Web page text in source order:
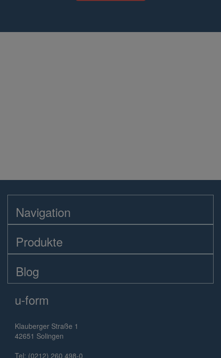
Navigation
Produkte
Blog
u-form
Klauberger Straße 1
42651 Solingen
Tel: (0212) 260 498-0